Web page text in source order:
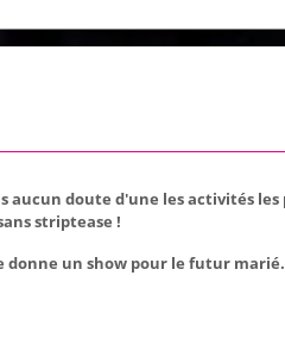
aucun doute d'une les activités
striptease !
donne un show pour le futur